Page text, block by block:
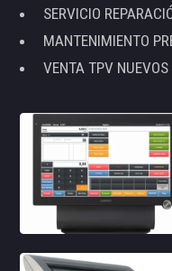
SERVICIO
MANTENIMIENTO
VENTA TPV